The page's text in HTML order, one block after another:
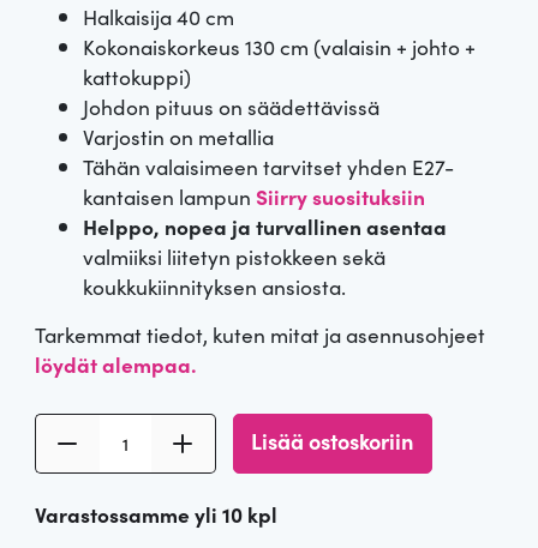
Halkaisija 40 cm
Kokonaiskorkeus 130 cm (valaisin + johto +
kattokuppi)
Johdon pituus on säädettävissä
Varjostin on metallia
Tähän valaisimeen tarvitset yhden E27-
kantaisen lampun Siirry suosituksiin
Helppo, nopea ja turvallinen asentaa
valmiiksi liitetyn pistokkeen sekä
koukkukiinnityksen ansiosta.
Tarkemmat tiedot, kuten mitat ja asennusohjeet
löydät alempaa.
l
Lisää ostoskoriin
Varastossamme yli 10 kpl